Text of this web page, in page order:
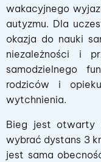
wakacyjnego
autyzmu. Dla
okazja do nauki
niezależności i
samodzielnego
rodziców i
wytchnienia.
Bieg jest otwarty
wybrać dystans 3
jest sama